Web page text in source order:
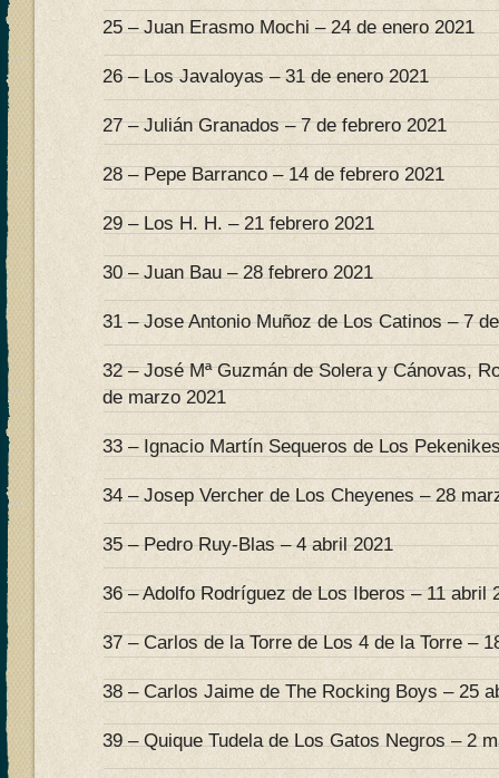
25 – Juan Erasmo Mochi – 24 de enero 2021
26 – Los Javaloyas – 31 de enero 2021
27 – Julián Granados – 7 de febrero 2021
28 – Pepe Barranco – 14 de febrero 2021
29 – Los H. H. – 21 febrero 2021
30 – Juan Bau – 28 febrero 2021
31 – Jose Antonio Muñoz de Los Catinos – 7
32 – José Mª Guzmán de Solera y Cánovas,
de marzo 2021
33 – Ignacio Martín Sequeros de Los
34 – Josep Vercher de Los Cheyenes – 28
35 – Pedro Ruy-Blas – 4 abril 2021
36 – Adolfo Rodríguez de Los Iberos – 11 abril
37 – Carlos de la Torre de Los 4 de la Torre –
38 – Carlos Jaime de The Rocking Boys – 25
39 – Quique Tudela de Los Gatos Negros – 2